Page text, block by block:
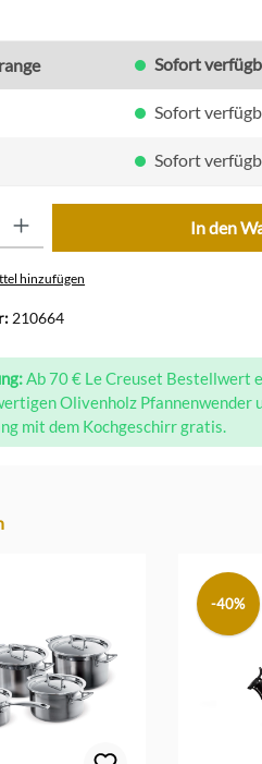
Sofort
Sofort
Sofort
In den
hinzufügen
210664
Ab 70 € Le Creuset Bestellwert
Olivenholz Pfannenwender
mit dem Kochgeschirr gratis.
-40%